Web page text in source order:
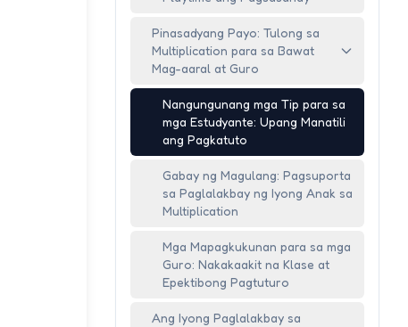
Pinasadyang Payo: Tulong sa
Multiplication para sa Bawat
Mag-aaral at Guro
Nangungunang mga Tip para sa
mga Estudyante: Upang Manatili
ang Pagkatuto
Gabay ng Magulang: Pagsuporta
sa Paglalakbay ng Iyong Anak sa
Multiplication
Mga Mapagkukunan para sa mga
Guro: Nakakaakit na Klase at
Epektibong Pagtuturo
Ang Iyong Paglalakbay sa